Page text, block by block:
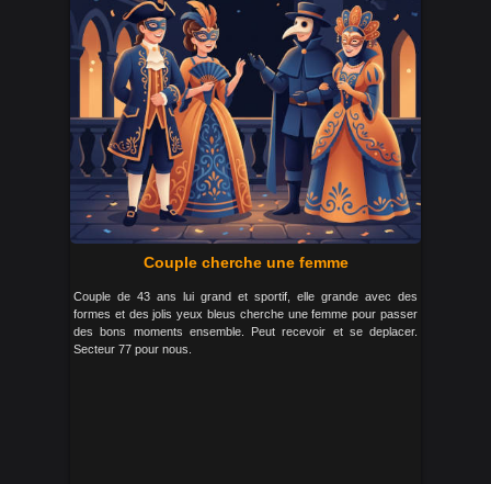
Couple cherche une femme
Couple de 43 ans lui grand et sportif, elle grande avec des
formes et des jolis yeux bleus cherche une femme pour passer
des bons moments ensemble. Peut recevoir et se deplacer.
Secteur 77 pour nous.